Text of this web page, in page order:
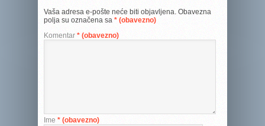
Vaša adresa e-pošte neće biti objavljena. Obavezna
polja su označena sa * (obavezno)
Komentar * (obavezno)
Ime * (obavezno)